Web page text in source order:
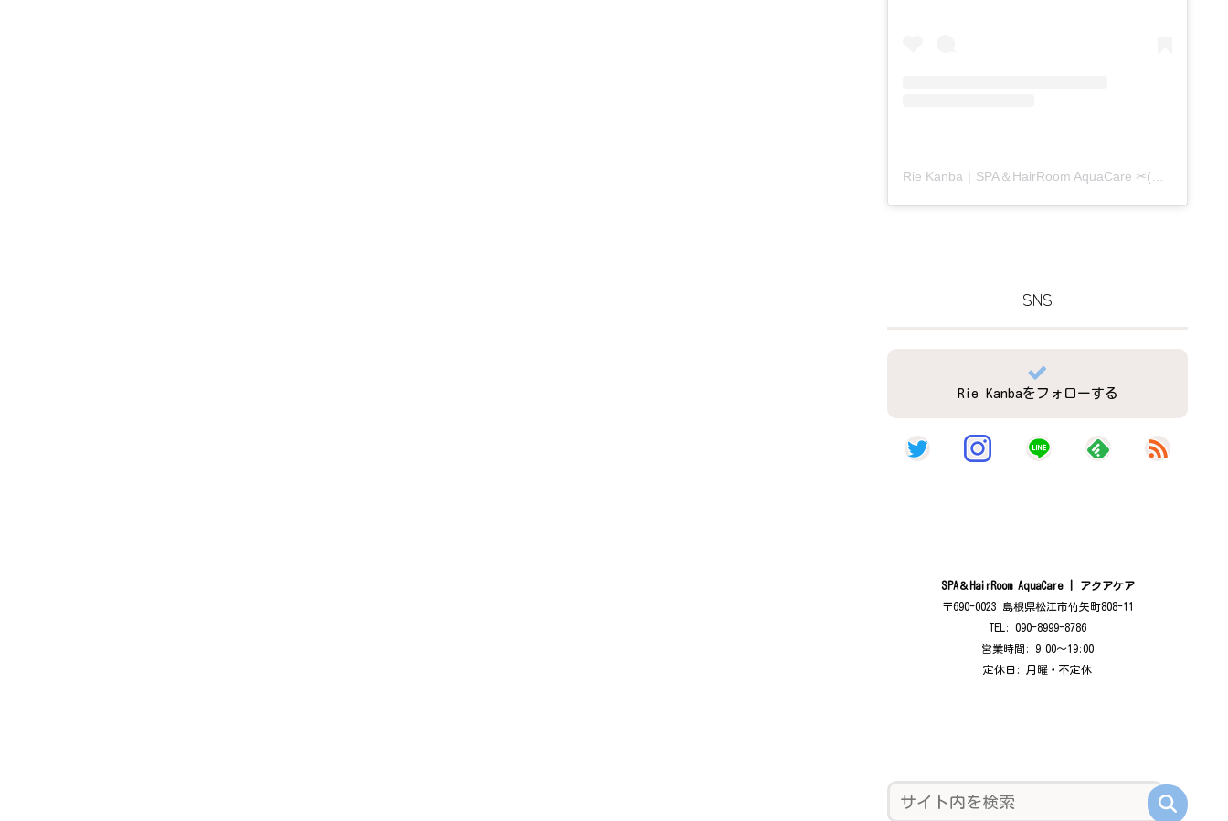
SNS
Rie Kanbaをフォローする
SPA＆HairRoom AquaCare | アクアケア
〒690-0023 島根県松江市竹矢町808-11
TEL: 090-8999-8786
営業時間: 9:00〜19:00
定休日: 月曜・不定休